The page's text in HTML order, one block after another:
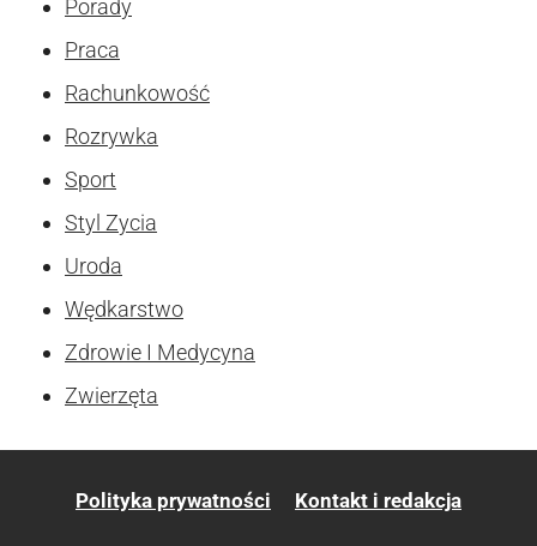
Porady
Praca
Rachunkowość
Rozrywka
Sport
Styl Zycia
Uroda
Wędkarstwo
Zdrowie I Medycyna
Zwierzęta
Polityka prywatności Kontakt i redakcja